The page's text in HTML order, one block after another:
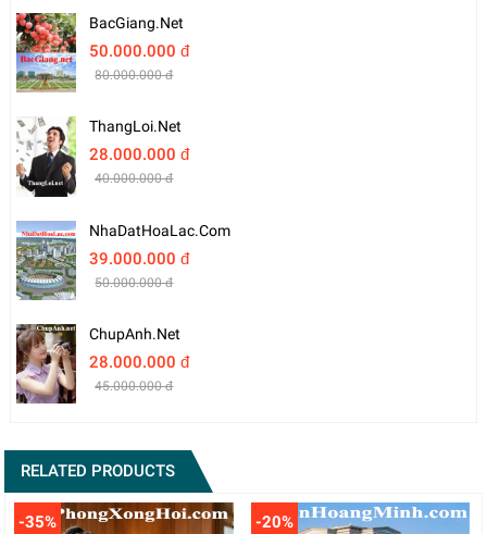
BacGiang.net
50.000.000 đ
80.000.000 đ
ThangLoi.net
28.000.000 đ
40.000.000 đ
NhaDatHoaLac.com
39.000.000 đ
50.000.000 đ
ChupAnh.net
28.000.000 đ
45.000.000 đ
RELATED PRODUCTS
-35% -20%